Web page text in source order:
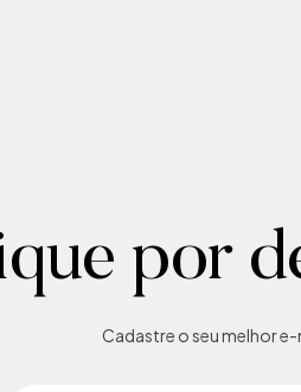
por
Cadastre o seu melhor e-